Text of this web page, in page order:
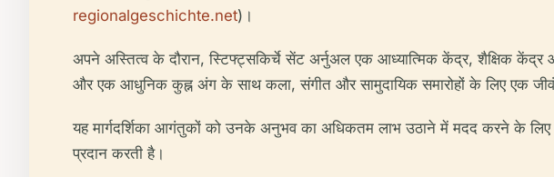
regionalgeschichte.net)।
अपने अस्तित्व के दौरान, स्टिफ्ट्सकिर्चे सेंट अर्नुअल एक आध्यात्मिक केंद्र, शैक्षिक केंद्र
और एक आधुनिक कुह्न अंग के साथ कला, संगीत और सामुदायिक समारोहों के लिए एक
यह मार्गदर्शिका आगंतुकों को उनके अनुभव का अधिकतम लाभ उठाने में मदद करने के लिए
प्रदान करती है।